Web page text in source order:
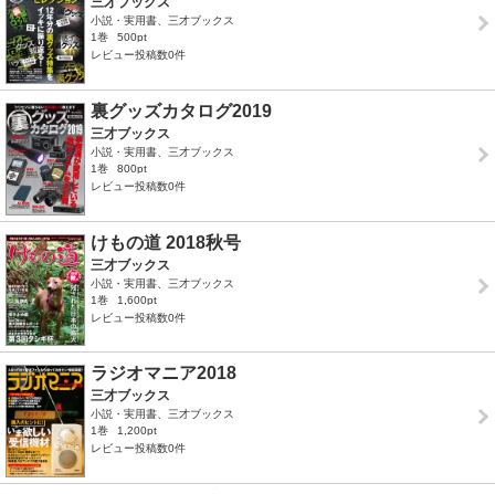
小説・実用書、三才ブックス
1巻
500pt
レビュー投稿数0件
裏グッズカタログ2019
三才ブックス
小説・実用書、三才ブックス
1巻
800pt
レビュー投稿数0件
けもの道 2018秋号
三才ブックス
小説・実用書、三才ブックス
1巻
1,600pt
レビュー投稿数0件
ラジオマニア2018
三才ブックス
小説・実用書、三才ブックス
1巻
1,200pt
レビュー投稿数0件